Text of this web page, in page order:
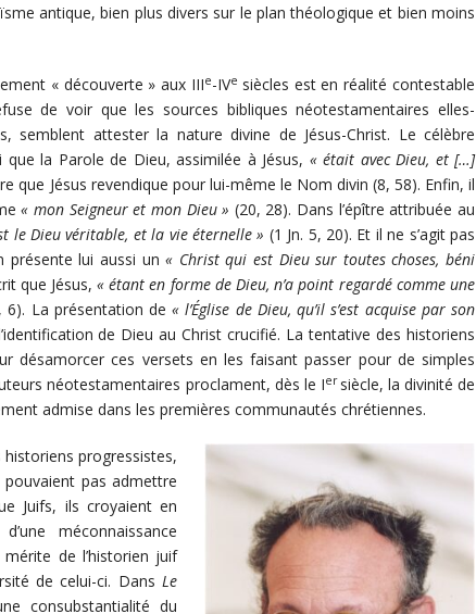
antique, bien plus divers sur le plan théologique et bien moins
« découverte » aux IIIe-IVe siècles est en réalité contestable
de voir que les sources bibliques néotestamentaires elles-
semblent attester la nature divine de Jésus-Christ. Le célèbre
la Parole de Dieu, assimilée à Jésus, « était avec Dieu, et […]
que Jésus revendique pour lui-même le Nom divin (8, 58). Enfin, il
« mon Seigneur et mon Dieu » (20, 28). Dans l’épître attribuée au
le Dieu véritable, et la vie éternelle » (1 Jn. 5, 20). Et il ne s’agit pas
présente lui aussi un« Christ qui est Dieu sur toutes choses, béni
que Jésus,« étant en forme de Dieu, n’a point regardé comme une
6). La présentation de« l’Église de Dieu, qu’il s’est acquise par son
de Dieu au Christ crucifié. La tentative des historiens
désamorcer ces versets en les faisant passer pour de simples
néotestamentaires proclament, dès le Ier siècle, la divinité de
admise dans les premières communautés chrétiennes.
historiens progressistes,
pas admettre
Juifs, ils croyaient en
méconnaissance
de l’historien juif
de celui-ci. Dans Le
consubstantialité du